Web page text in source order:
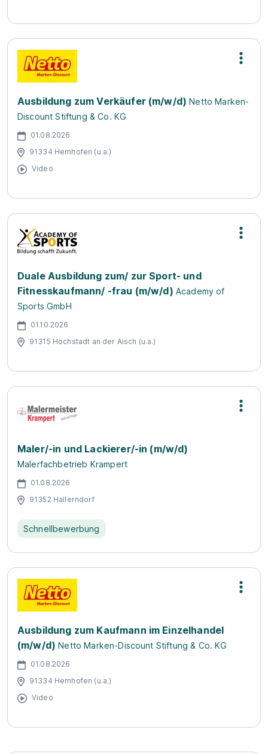
Ausbildung zum Verkäufer (m/w/d) Netto Marken-
Discount Stiftung & Co. KG
01.08.2026
91334 Hemhofen (u.a.)
Video
Duale Ausbildung zum/ zur Sport- und
Fitnesskaufmann/ -frau (m/w/d) Academy of
Sports GmbH
01.10.2026
91315 Höchstadt an der Aisch (u.a.)
Maler/-in und Lackierer/-in (m/w/d)
Malerfachbetrieb Krampert
01.08.2026
91352 Hallerndorf
Schnellbewerbung
Ausbildung zum Kaufmann im Einzelhandel
(m/w/d) Netto Marken-Discount Stiftung & Co. KG
01.08.2026
91334 Hemhofen (u.a.)
Video